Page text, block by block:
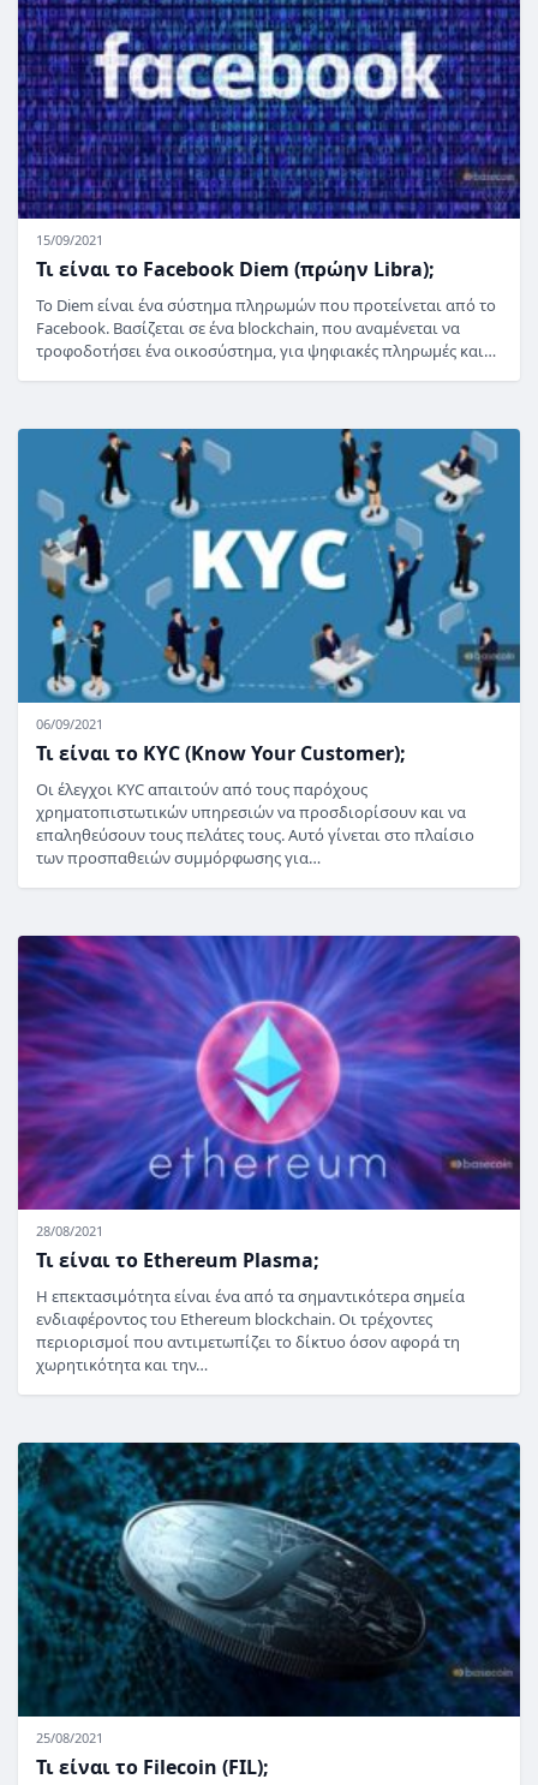
15/09/2021
Τι είναι το Facebook Diem (πρώην Libra);
Το Diem είναι ένα σύστημα πληρωμών που προτείνεται από το
Facebook. Βασίζεται σε ένα blockchain, που αναμένεται να
τροφοδοτήσει ένα οικοσύστημα, για ψηφιακές πληρωμές και…
06/09/2021
Τι είναι το KYC (Know Your Customer);
Οι έλεγχοι KYC απαιτούν από τους παρόχους
χρηματοπιστωτικών υπηρεσιών να προσδιορίσουν και να
επαληθεύσουν τους πελάτες τους. Αυτό γίνεται στο πλαίσιο
των προσπαθειών συμμόρφωσης για…
28/08/2021
Τι είναι το Ethereum Plasma;
Η επεκτασιμότητα είναι ένα από τα σημαντικότερα σημεία
ενδιαφέροντος του Ethereum blockchain. Οι τρέχοντες
περιορισμοί που αντιμετωπίζει το δίκτυο όσον αφορά τη
χωρητικότητα και την…
25/08/2021
Τι είναι το Filecoin (FIL);